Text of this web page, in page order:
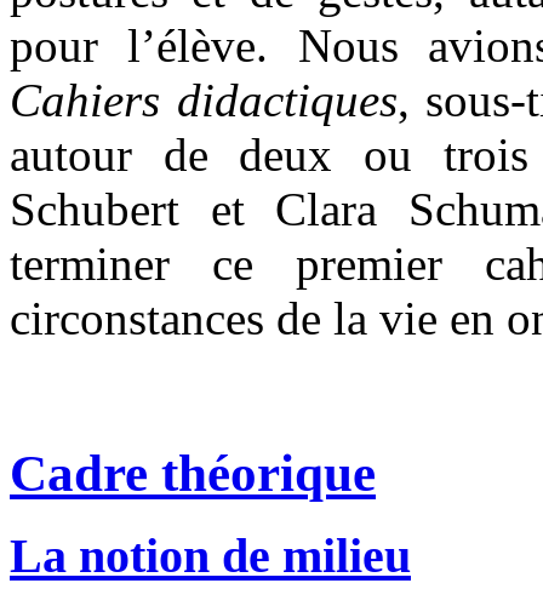
pour l’élève. Nous
Cahiers didactiques, sous-
autour de deux ou
Schubert et Clara
terminer ce premier
circonstances de la vie en
Cadre théorique
La notion de milieu